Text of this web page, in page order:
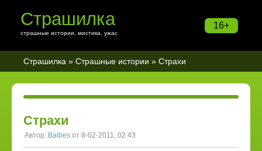
16+
Страшилка
страшные истории, мистика, ужас
Страшилка » Страшные истории » Страхи
Страхи
Автор: Balbes от 8-02-2011, 02:43